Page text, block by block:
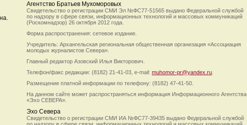
Агентство Братьев Мухоморовых
Свидетельство о регистрации СМИ Эл №ФС77-51565 выдано Федеральной службой
по надзору в сфере связи, информационных технологий и массовых коммуникаций
(Роскомнадзор) 26 октября 2012 года.
Форма распространения: сетевое издание.
Учредитель: Архангельская региональная общественная организация «Ассоциация
молодых журналистов Севера».
Главный редактор Азовский Илья Викторович.
Телефон/факс редакции: (8182) 21-41-03, e-mail: muhomor-pr@yandex.ru
Размещение платной информации по телефону: (8182) 47-41-50.
На данном сайте может распространяться информация Информационного Агентства
«Эхо СЕВЕРА».
Эхо Севера
Свидетельство о регистрации СМИ ИА №ФС77-39435 выдано Федеральной службой